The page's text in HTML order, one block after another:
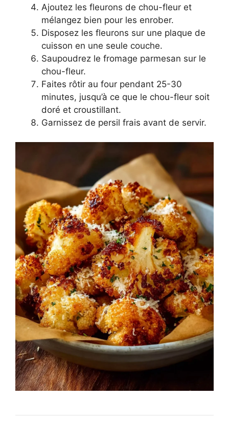
Ajoutez les fleurons de chou-fleur et
mélangez bien pour les enrober.
Disposez les fleurons sur une plaque de
cuisson en une seule couche.
Saupoudrez le fromage parmesan sur le
chou-fleur.
Faites rôtir au four pendant 25-30
minutes, jusqu’à ce que le chou-fleur soit
doré et croustillant.
Garnissez de persil frais avant de servir.